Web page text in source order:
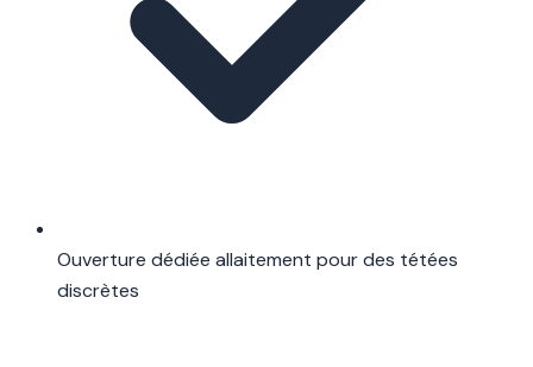
Ouverture dédiée allaitement pour des tétées
discrètes